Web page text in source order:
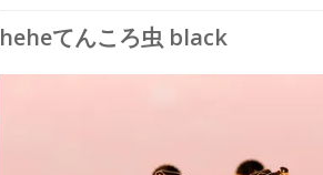
heheてんころ虫 black